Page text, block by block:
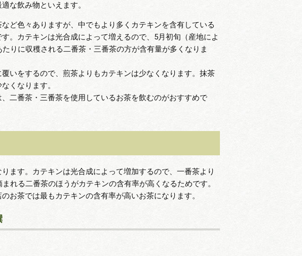
な飲み物といえます。
ど色々ありますが、中でもより多くカテキンを含有している
。カテキンは光合成によって増えるので、5月初旬（産地によ
りに収穫される二番茶・三番茶の方が含有量が多くなりま
いをするので、煎茶よりもカテキンは少なくなります。抹茶
くなります。
二番茶・三番茶を使用しているお茶を飲むのがおすすめで
ます。カテキンは光合成によって増加するので、一番茶より
れる二番茶のほうがカテキンの含有率が高くなるためです。
お茶では最もカテキンの含有率が高いお茶になります。